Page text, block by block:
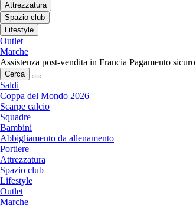
Attrezzatura
Spazio club
Lifestyle
Outlet
Marche
Assistenza post-vendita in Francia Pagamento sicuro
Cerca
Saldi
Coppa del Mondo 2026
Scarpe calcio
Squadre
Bambini
Abbigliamento da allenamento
Portiere
Attrezzatura
Spazio club
Lifestyle
Outlet
Marche